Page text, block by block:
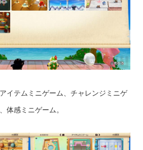
イテムミニゲーム、チャレンジミニゲ
体感ミニゲーム。